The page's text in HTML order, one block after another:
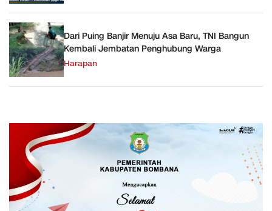
Dari Puing Banjir Menuju Asa Baru, TNI Bangun
Kembali Jembatan Penghubung Warga
Harapan